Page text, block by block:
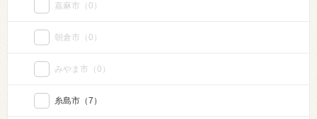
嘉麻市 （0）
朝倉市 （0）
みやま市 （0）
糸島市 （7）